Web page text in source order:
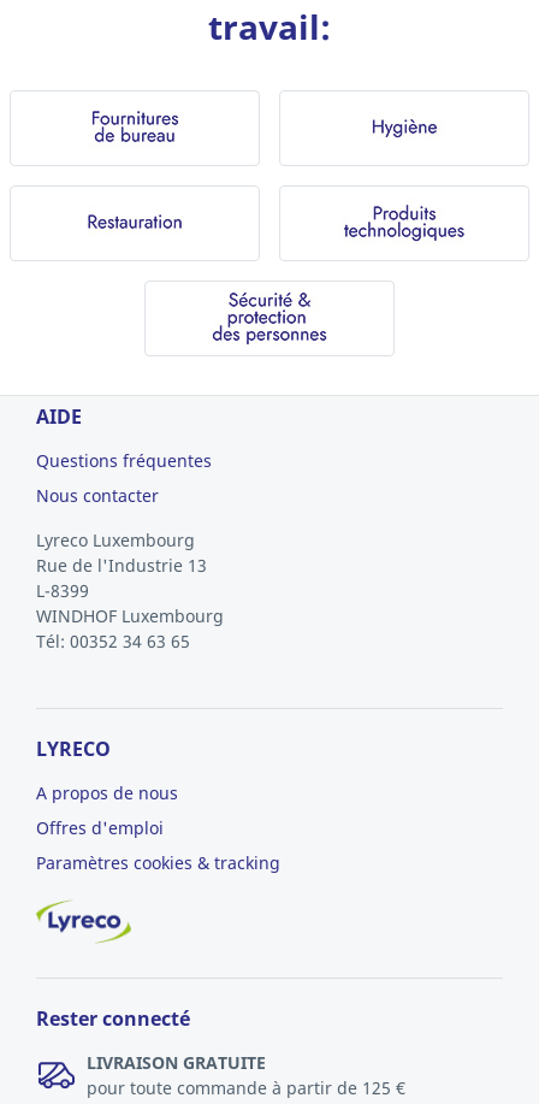
travail:
AIDE
Questions fréquentes
Nous contacter
Lyreco Luxembourg
Rue de l'Industrie 13
L-8399
WINDHOF Luxembourg
Tél: 00352 34 63 65
LYRECO
A propos de nous
Offres d'emploi
Paramètres cookies & tracking
Rester connecté
LIVRAISON GRATUITE
pour toute commande à partir de 125 €